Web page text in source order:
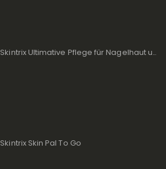
Skintrix Ultimative Pflege für Nagelhaut und Lippen
Skintrix Skin Pal To Go